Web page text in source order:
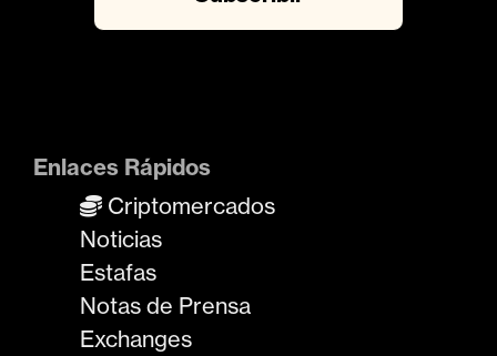
Enlaces Rápidos
Criptomercados
Noticias
Estafas
Notas de Prensa
Exchanges